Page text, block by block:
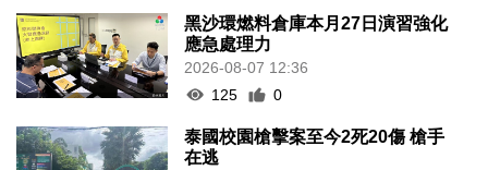
黑沙環燃料倉庫本月27日演習強化
應急處理力
2026-08-07 12:36
125
0
泰國校園槍擊案至今2死20傷 槍手
在逃